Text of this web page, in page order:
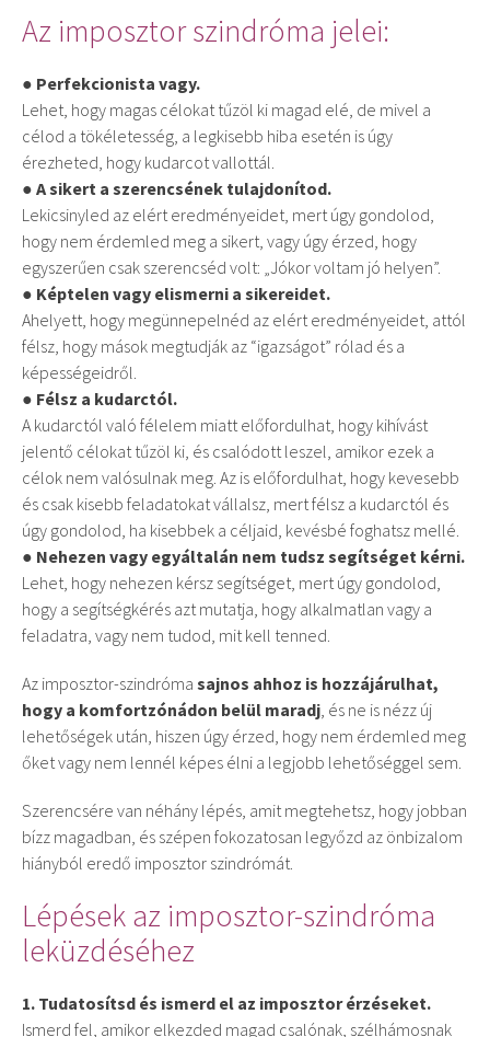
Az imposztor szindróma jelei:
● Perfekcionista vagy.
Lehet, hogy magas célokat tűzöl ki magad elé, de mivel a
célod a tökéletesség, a legkisebb hiba esetén is úgy
érezheted, hogy kudarcot vallottál.
● A sikert a szerencsének tulajdonítod.
Lekicsinyled az elért eredményeidet, mert úgy gondolod,
hogy nem érdemled meg a sikert, vagy úgy érzed, hogy
egyszerűen csak szerencséd volt: „Jókor voltam jó helyen”.
● Képtelen vagy elismerni a sikereidet.
Ahelyett, hogy megünnepelnéd az elért eredményeidet, attól
félsz, hogy mások megtudják az “igazságot” rólad és a
képességeidről.
● Félsz a kudarctól.
A kudarctól való félelem miatt előfordulhat, hogy kihívást
jelentő célokat tűzöl ki, és csalódott leszel, amikor ezek a
célok nem valósulnak meg. Az is előfordulhat, hogy kevesebb
és csak kisebb feladatokat vállalsz, mert félsz a kudarctól és
úgy gondolod, ha kisebbek a céljaid, kevésbé foghatsz mellé.
● Nehezen vagy egyáltalán nem tudsz segítséget kérni.
Lehet, hogy nehezen kérsz segítséget, mert úgy gondolod,
hogy a segítségkérés azt mutatja, hogy alkalmatlan vagy a
feladatra, vagy nem tudod, mit kell tenned.
Az imposztor-szindróma sajnos ahhoz is hozzájárulhat,
hogy a komfortzónádon belül maradj, és ne is nézz új
lehetőségek után, hiszen úgy érzed, hogy nem érdemled meg
őket vagy nem lennél képes élni a legjobb lehetőséggel sem.
Szerencsére van néhány lépés, amit megtehetsz, hogy jobban
bízz magadban, és szépen fokozatosan legyőzd az önbizalom
hiányból eredő imposztor szindrómát.
Lépések az imposztor-szindróma
leküzdéséhez
1. Tudatosítsd és ismerd el az imposztor érzéseket.
Ismerd fel, amikor elkezded magad csalónak, szélhámosnak